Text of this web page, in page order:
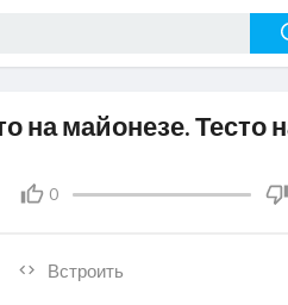
на майонезе. Тесто
0
Встроить